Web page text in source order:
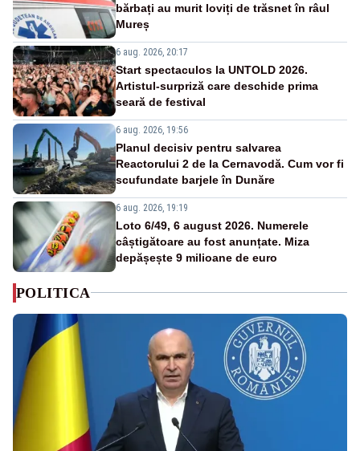
bărbați au murit loviți de trăsnet în râul
Mureș
6 aug. 2026, 20:17
Start spectaculos la UNTOLD 2026.
Artistul-surpriză care deschide prima
seară de festival
6 aug. 2026, 19:56
Planul decisiv pentru salvarea
Reactorului 2 de la Cernavodă. Cum vor fi
scufundate barjele în Dunăre
6 aug. 2026, 19:19
Loto 6/49, 6 august 2026. Numerele
câștigătoare au fost anunțate. Miza
depășește 9 milioane de euro
POLITICA